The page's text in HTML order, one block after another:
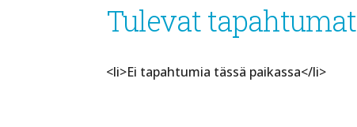
Tulevat tapahtumat
<li>Ei tapahtumia tässä paikassa</li>